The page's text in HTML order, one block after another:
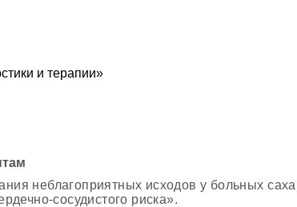
и терапии»
неблагоприятных исходов у больных
сосудистого риска».